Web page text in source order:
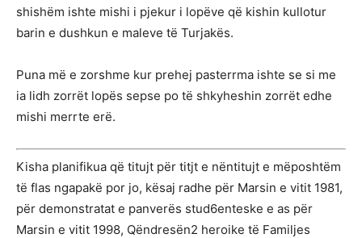
shishëm ishte mishi i pjekur i lopëve që kishin kullotur
barin e dushkun e maleve të Turjakës.
Puna më e zorshme kur prehej pasterrma ishte se si me
ia lidh zorrët lopës sepse po të shkyheshin zorrët edhe
mishi merrte erë.
Kisha planifikua që titujt për titjt e nëntitujt e mëposhtëm
të flas ngapakë por jo, kësaj radhe për Marsin e vitit 1981,
për demonstratat e panverës stud6enteske e as për
Marsin e vitit 1998, Qëndresën2 heroike të Familjes